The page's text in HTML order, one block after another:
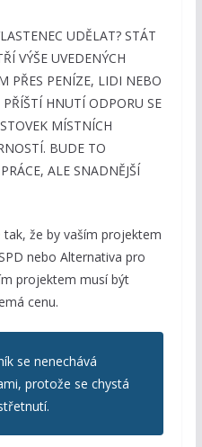
UDĚLAT? STÁT
VÝŠE UVEDENÝCH
PŘES PENÍZE, LIDI NEBO
HNUTÍ ODPORU SE
MÍSTNÍCH
BUDE TO
ALE SNADNĚJŠÍ
že by vaším projektem
nebo Alternativa pro
projektem musí být
cenu.
se nenechává
protože se chystá